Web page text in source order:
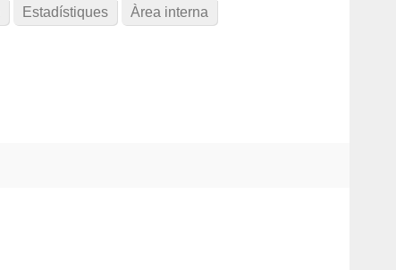
Estadístiques Àrea interna